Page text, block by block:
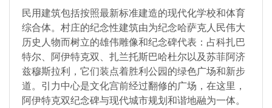
民用建筑包括按照最新标准建造的现代化学校和体育
综合体。村庄的纪念性建筑由为纪念哈萨克人民伟大
历史人物而树立的雄伟雕像和纪念碑代表：占科扎巴
特尔、阿伊特克双、扎兰托斯巴哈杜尔以及苏菲阿济
兹穆斯拉利，它们装点着胜利公园的绿色广场和新步
道。引力中心是文化宫前经过翻修的广场，在这里，
阿伊特克双纪念碑与现代城市规划和谐地融为一体。